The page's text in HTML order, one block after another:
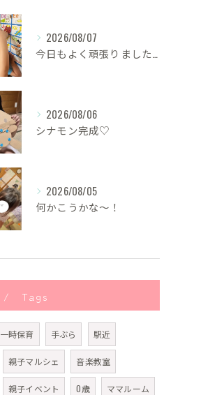
2026/08/07
今日もよく頑張りました！
2026/08/06
シナモン完成♡
2026/08/05
何かこうかな〜！
Tags
一時保育 手ぶら 駅近
親子マルシェ 音楽教室
親子イベント 0歳 ママルーム